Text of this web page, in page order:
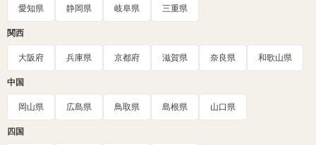
愛知県 静岡県 岐阜県 三重県
関西
大阪府 兵庫県 京都府 滋賀県 奈良県 和歌山県
中国
岡山県 広島県 鳥取県 島根県 山口県
四国